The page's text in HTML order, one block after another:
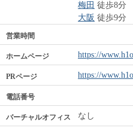
梅田 徒歩8分
大阪 徒歩9分
営業時間
ホームページ https://
PRページ https://
電話番号
バーチャルオフィス なし